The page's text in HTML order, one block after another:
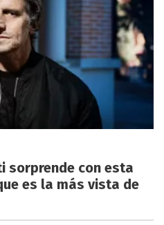
sorprende con esta
es la más vista de